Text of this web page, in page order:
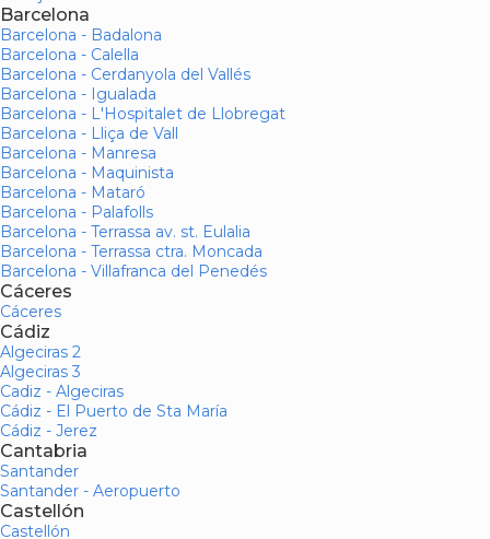
Barcelona
Barcelona - Badalona
Barcelona - Calella
Barcelona - Cerdanyola del Vallés
Barcelona - Igualada
Barcelona - L'Hospitalet de Llobregat
Barcelona - Lliça de Vall
Barcelona - Manresa
Barcelona - Maquinista
Barcelona - Mataró
Barcelona - Palafolls
Barcelona - Terrassa av. st. Eulalia
Barcelona - Terrassa ctra. Moncada
Barcelona - Villafranca del Penedés
Cáceres
Cáceres
Cádiz
Algeciras 2
Algeciras 3
Cadiz - Algeciras
Cádiz - El Puerto de Sta María
Cádiz - Jerez
Cantabria
Santander
Santander - Aeropuerto
Castellón
Castellón